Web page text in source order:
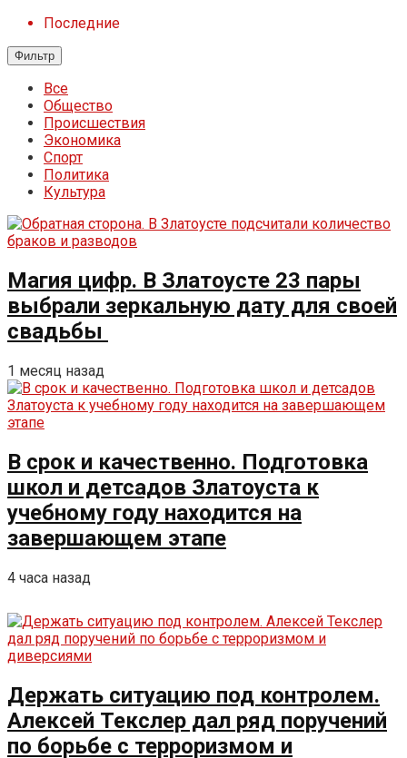
Последние
Фильтр
Все
Общество
Происшествия
Экономика
Спорт
Политика
Культура
Магия цифр. В Златоусте 23 пары
выбрали зеркальную дату для своей
свадьбы
1 месяц назад
В срок и качественно. Подготовка
школ и детсадов Златоуста к
учебному году находится на
завершающем этапе
4 часа назад
Держать ситуацию под контролем.
Алексей Текслер дал ряд поручений
по борьбе с терроризмом и